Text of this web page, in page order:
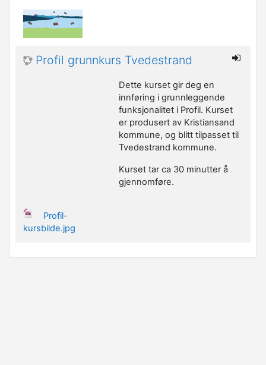
Profil grunnkurs Tvedestrand
Dette kurset gir deg en
innføring i grunnleggende
funksjonalitet i Profil. Kurset
er produsert av Kristiansand
kommune, og blitt tilpasset til
Tvedestrand kommune.
Kurset tar ca 30 minutter å
gjennomføre.
Profil-
kursbilde.jpg